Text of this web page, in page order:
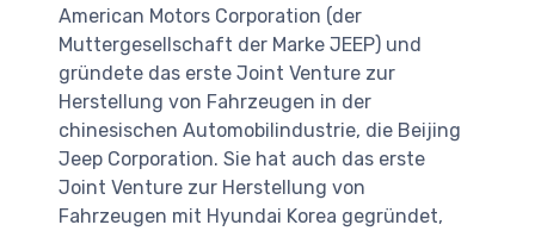
American Motors Corporation (der
Muttergesellschaft der Marke JEEP) und
gründete das erste Joint Venture zur
Herstellung von Fahrzeugen in der
chinesischen Automobilindustrie, die Beijing
Jeep Corporation. Sie hat auch das erste
Joint Venture zur Herstellung von
Fahrzeugen mit Hyundai Korea gegründet,